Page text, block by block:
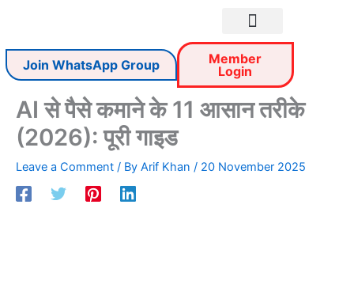
content
Join WhatsApp Group
Member
Login
AI से पैसे कमाने के 11 आसान तरीके
(2026): पूरी गाइड
Leave a Comment / By Arif Khan / 20 November 2025